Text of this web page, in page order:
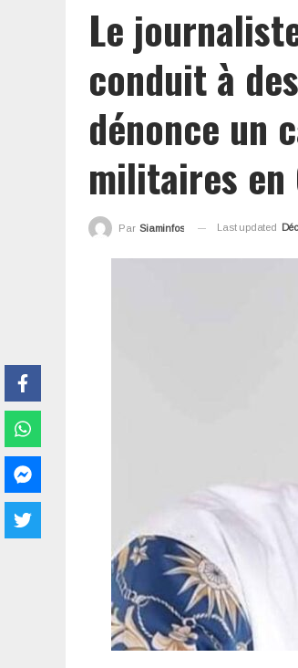
Le
conduit à
dénonce un
militaires en
Par Siaminfos Last updated